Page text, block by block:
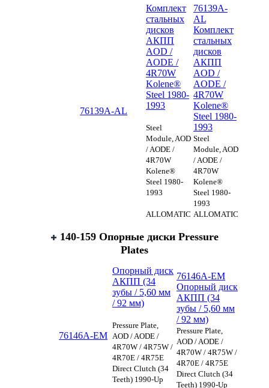
76139A-AL
Комплект
стальных
дисков
АКПП
AOD /
AODE /
4R70W
Kolene®
Steel 1980-
1993
Steel
Module, AOD
/ AODE /
4R70W
Kolene®
Steel 1980-
1993
ALLOMATIC
76139A-
AL
Комплект
стальных
дисков
АКПП
AOD /
AODE /
4R70W
Kolene®
Steel 1980-
1993
Steel
Module, AOD
/ AODE /
4R70W
Kolene®
Steel 1980-
1993
ALLOMATIC
140-159 Опорные диски Pressure
Plates
76146A-EM
Опорный диск
АКПП (34
зубы / 5,60 мм
/ 92 мм)
Pressure Plate,
AOD / AODE /
4R70W / 4R75W /
4R70E / 4R75E
Direct Clutch (34
Teeth) 1990-Up
76146A-EM
Опорный диск
АКПП (34
зубы / 5,60 мм
/ 92 мм)
Pressure Plate,
AOD / AODE /
4R70W / 4R75W /
4R70E / 4R75E
Direct Clutch (34
Teeth) 1990-Up